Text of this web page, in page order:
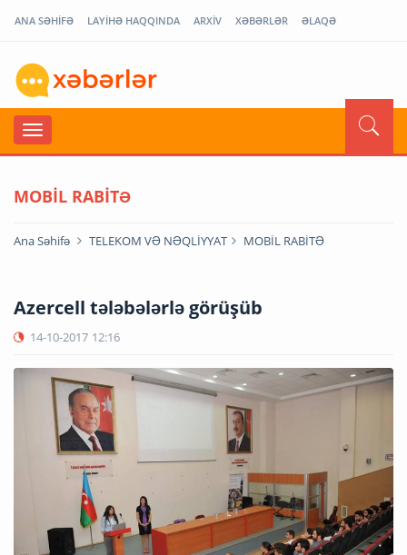
ANA SƏHİFƏ LAYİHƏ HAQQINDA ARXİV XƏBƏRLƏR ƏLAQƏ
MOBİL RABİTƏ
Ana Səhifə TELEKOM VƏ NƏQLİYYAT MOBİL RABİTƏ
Azercell tələbələrlə görüşüb
14-10-2017 12:16